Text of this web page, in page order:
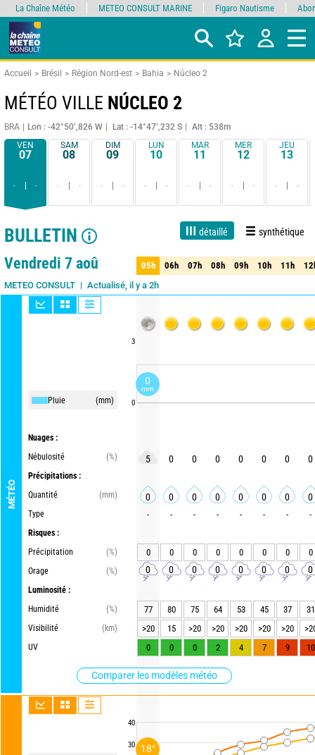
Accueil Brésil Région Nord-est Bahia Núcleo 2
MÉTÉO VILLE NÚCLEO 2
BRA Lon : -42°50’,826 W Lat : -14°47’,232 S
Alt : 538m
VEN
07
- -
SAM
08
- -
DIM
09
- -
LUN
10
- -
MAR
11
- -
MER
12
- -
JEU
13
- -
BULLETIN détaillé synthétique
1 jour 3 jours 7 jours 15 jours Fiabilité 90%
Vendredi 7 aoû
METEO CONSULT Actualisé, il y a 2h
MÉTÉO
Pluie (mm)
Nuages :
Nébulosité
(%)
Précipitations :
Quantité
(mm)
Type
Risques :
Précipitation
(%)
Orage
(%)
Luminosité :
Humidité
(%)
Visibilité
(km)
UV
Comparer les modèles météo
3
0
40
30
05h 06h 07h 08h 09h 10h 11h
05h 06h 07h 08h 09h 10h 11h
5 0 0 0 0 0 0 0
0 0 0 0 0 0 0 0
- - - - - - - -
0 0 0 0 0 0 0 0
0 0 0 0 0 0 0 0
77 80 75 64 53 45 37
31
>20
15 >20 >20 >20 >20 >20
0
0 0 2 4 7 9 10
La Chaîne Météo METEO CONSULT MARINE Figaro Nautisme
0
mm
18°